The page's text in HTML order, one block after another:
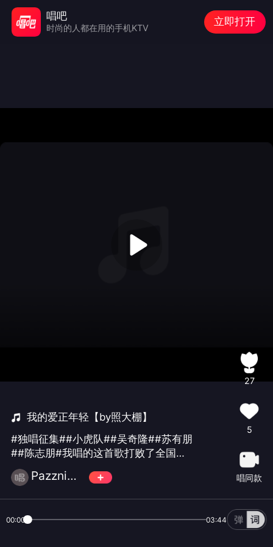
我的爱正年轻【by照大棚】
#独唱征集##小虎队##吴奇隆##苏有朋
##陈志朋#我唱的这首歌打败了全国
100%的人，快来听听吧。
Pazzni☄️萬♾️歌
27
5
唱同款
00:00 03:44
唱吧
时尚的人都在用的手机KTV
立即打开